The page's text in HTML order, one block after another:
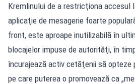
Kremlinului de a restricţiona accesul
aplicaţie de mesagerie foarte
front, este aproape inutilizabilă în
blocajelor impuse de autorităţi, în
încurajează activ cetăţenii să opteze
pe care puterea o promovează ca